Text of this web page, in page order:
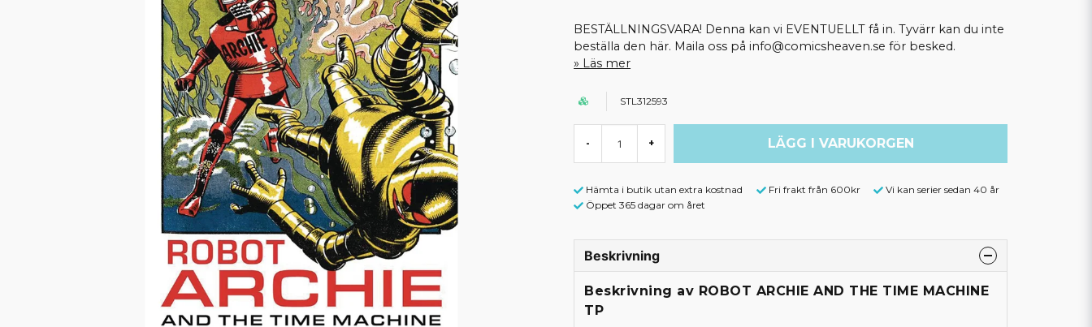
BESTÄLLNINGSVARA! Denna kan vi EVENTUELLT få in. Tyvärr kan du inte
beställa den här. Maila oss på info@comicsheaven.se för besked.
Läs mer
STL312593
- + LÄGG I VARUKORGEN
Hämta i butik utan extra kostnad Fri frakt från 600kr
Vi kan serier sedan 40 år
Öppet 365 dagar om året
Beskrivning
Beskrivning av ROBOT ARCHIE AND THE TIME MACHINE
TP